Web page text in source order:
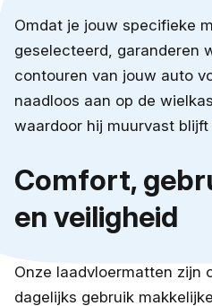
Omdat je jouw specifieke
geselecteerd, garanderen
contouren van jouw auto
naadloos aan op de
waardoor hij muurvast blijft
Comfort,
en veiligheid
Onze laadvloermatten zijn
dagelijks gebruik